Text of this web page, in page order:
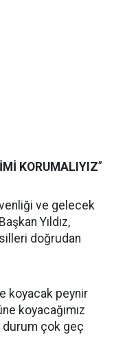
KORUMALIYIZ”
ve gelecek
Yıldız,
doğrudan
koyacak peynir
koyacağımız
durum çok geç